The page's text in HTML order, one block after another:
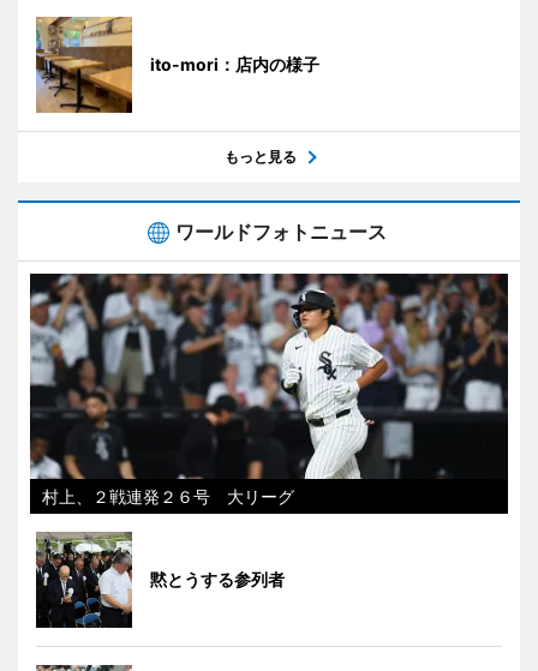
ito-mori：店内の様子
もっと見る
ワールドフォトニュース
村上、２戦連発２６号 大リーグ
黙とうする参列者